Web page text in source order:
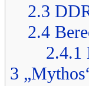
2.3
2.4
2.4.1
3